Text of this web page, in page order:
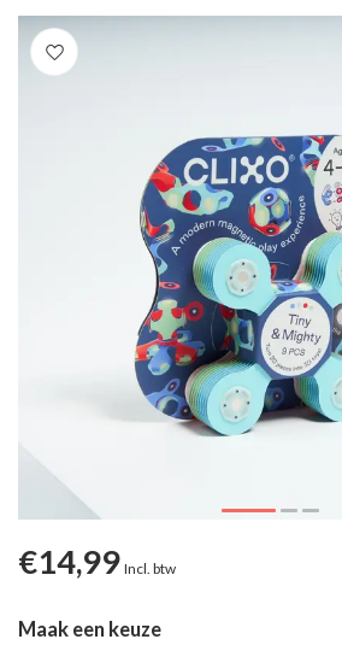
€14,99 Incl. btw
Maak een keuze